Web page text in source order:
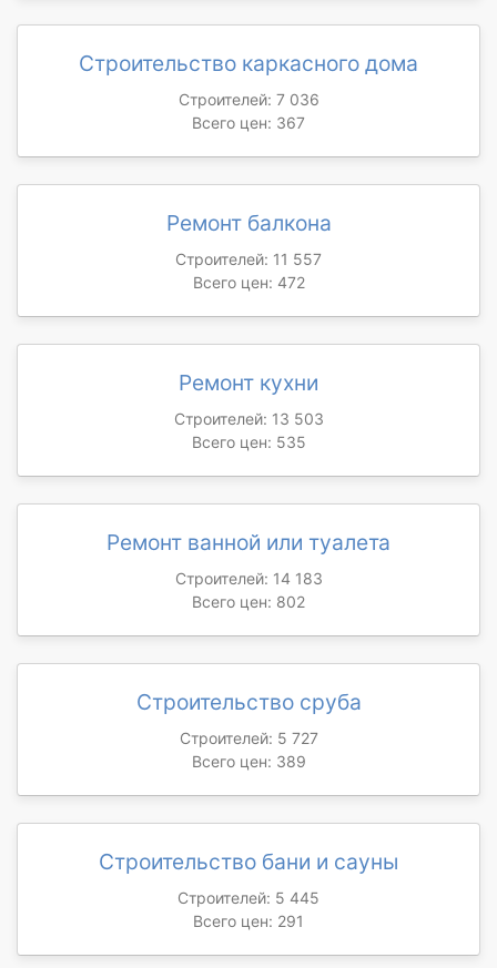
Строительство каркасного дома
Строителей: 7 036
Всего цен: 367
Ремонт балкона
Строителей: 11 557
Всего цен: 472
Ремонт кухни
Строителей: 13 503
Всего цен: 535
Ремонт ванной или туалета
Строителей: 14 183
Всего цен: 802
Строительство сруба
Строителей: 5 727
Всего цен: 389
Строительство бани и сауны
Строителей: 5 445
Всего цен: 291